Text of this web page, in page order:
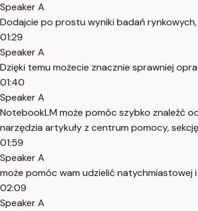
Speaker A
Dodajcie po prostu wyniki badań
01:29
Speaker A
Dzięki temu możecie znacznie sprawniej
01:40
Speaker A
NotebookLM może pomóc szybko znaleźć
narzędzia artykuły z centrum pomocy,
01:59
Speaker A
może pomóc wam udzielić natychmiastowej
02:09
Speaker A